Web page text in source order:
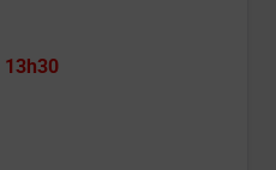
13h30